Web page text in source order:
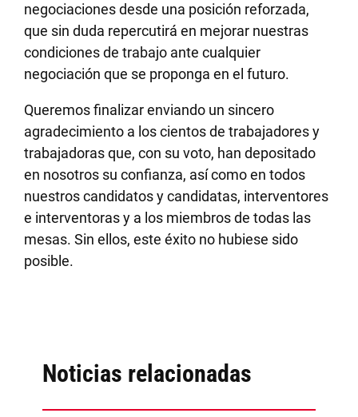
negociaciones desde una posición reforzada,
que sin duda repercutirá en mejorar nuestras
condiciones de trabajo ante cualquier
negociación que se proponga en el futuro.
Queremos finalizar enviando un sincero
agradecimiento a los cientos de trabajadores y
trabajadoras que, con su voto, han depositado
en nosotros su confianza, así como en todos
nuestros candidatos y candidatas, interventores
e interventoras y a los miembros de todas las
mesas. Sin ellos, este éxito no hubiese sido
posible.
Noticias relacionadas